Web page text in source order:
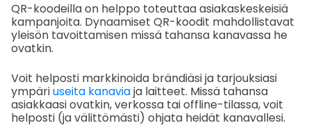
QR-koodeilla on helppo toteuttaa asiakaskeskeisiä
kampanjoita. Dynaamiset QR-koodit mahdollistavat
yleisön tavoittamisen missä tahansa kanavassa he
ovatkin.
Voit helposti markkinoida brändiäsi ja tarjouksiasi
ympäriuseita kanaviaja laitteet. Missä tahansa
asiakkaasi ovatkin, verkossa tai offline-tilassa, voit
helposti (ja välittömästi) ohjata heidät kanavallesi.